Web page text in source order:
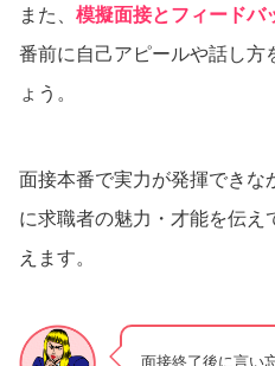
また、 模擬面接とフィードバ
番前に自己アピールや話し方
ょう。
面接本番で実力が発揮できな
に求職者の魅力・才能を伝え
えます。
面接終了後に言い